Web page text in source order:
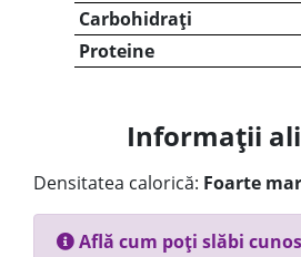
Carbohidrați
Proteine
Informații
Densitatea calorică: Foarte
Află cum poți slăbi